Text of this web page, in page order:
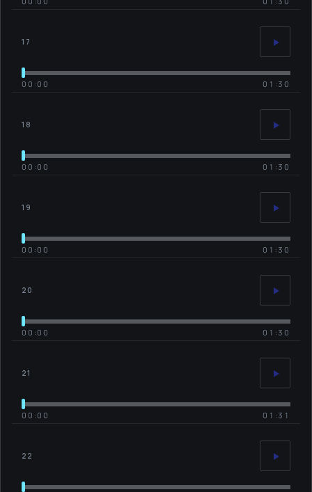
17
00:00 01:30
18
00:00 01:30
19
00:00 01:30
20
00:00 01:30
21
00:00 01:31
22